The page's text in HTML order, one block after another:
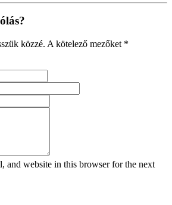
közzé. A kötelező mezőket *
and website in this browser for the next